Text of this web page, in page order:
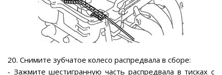
20. Снимите зубчатое колесо распредвала в сборе:
- Зажмите шестигранную часть распредвала в тисках с